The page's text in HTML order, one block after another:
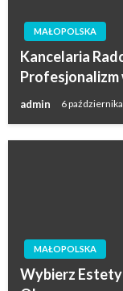
MAŁOPOLSKA
Kancelaria
Profesjonalizm
admin 6
MAŁOPOLSKA
Wybierz